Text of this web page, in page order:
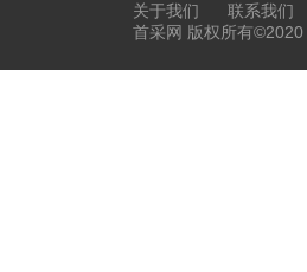
关于我们
联系我们
首采网 版权所有